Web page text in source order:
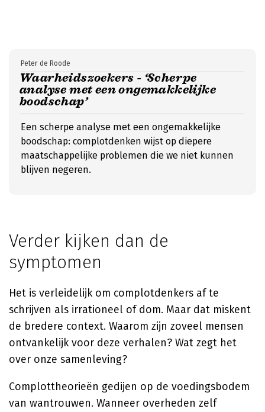
Waarheidszoekers - ‘Scherpe
analyse met een ongemakkelijke
boodschap’
Peter de Roode
Een scherpe analyse met een ongemakkelijke
boodschap: complotdenken wijst op diepere
maatschappelijke problemen die we niet kunnen
blijven negeren.
Verder kijken dan de
symptomen
Het is verleidelijk om complotdenkers af te
schrijven als irrationeel of dom. Maar dat miskent
de bredere context. Waarom zijn zoveel mensen
ontvankelijk voor deze verhalen? Wat zegt het
over onze samenleving?
Complottheorieën gedijen op de voedingsbodem
van wantrouwen. Wanneer overheden zelf